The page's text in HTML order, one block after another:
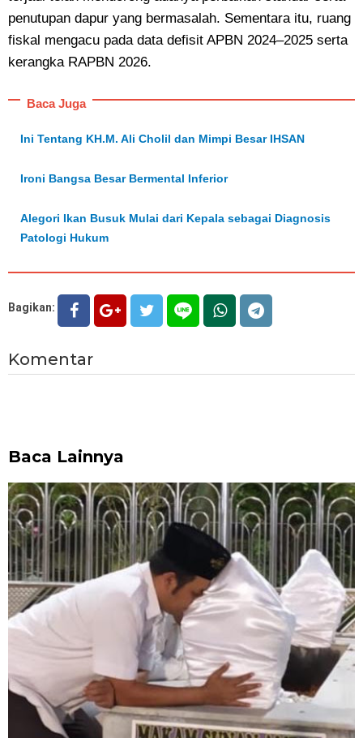
penutupan dapur yang bermasalah. Sementara itu, ruang
fiskal mengacu pada data defisit APBN 2024–2025 serta
kerangka RAPBN 2026.
Baca Juga
Ini Tentang KH.M. Ali Cholil dan Mimpi Besar IHSAN
Ironi Bangsa Besar Bermental Inferior
Alegori Ikan Busuk Mulai dari Kepala sebagai Diagnosis
Patologi Hukum
Bagikan:
Komentar
Baca Lainnya